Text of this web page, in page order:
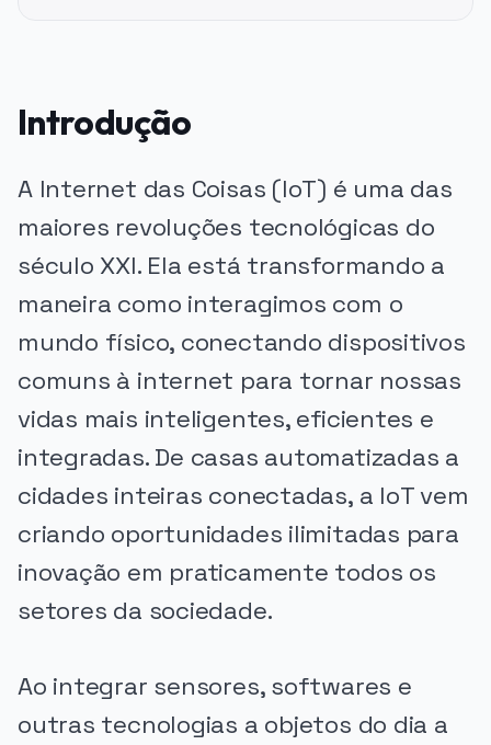
Introdução
A Internet das Coisas (IoT) é uma das
maiores revoluções tecnológicas do
século XXI. Ela está transformando a
maneira como interagimos com o
mundo físico, conectando dispositivos
comuns à internet para tornar nossas
vidas mais inteligentes, eficientes e
integradas. De casas automatizadas a
cidades inteiras conectadas, a IoT vem
criando oportunidades ilimitadas para
inovação em praticamente todos os
setores da sociedade.
Ao integrar sensores, softwares e
outras tecnologias a objetos do dia a